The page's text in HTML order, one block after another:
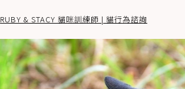
RUBY & STACY 貓咪訓練師 | 貓行為諮詢